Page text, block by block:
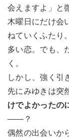
会えますよ」と
木曜日にだけ会
ねていくふたり
多い恋。でも、
く。
しかし、強く引
先にみゆきは突
けでよかったの
――？
偶然の出会いか